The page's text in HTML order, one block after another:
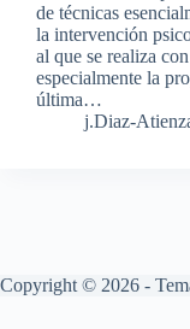
de técnicas
la intervención
al que se realiza
especialmente la
última…
j.Diaz-
Copyright © 2026 -